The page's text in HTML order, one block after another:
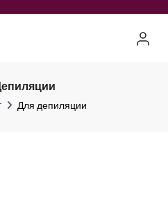
Для депиляции